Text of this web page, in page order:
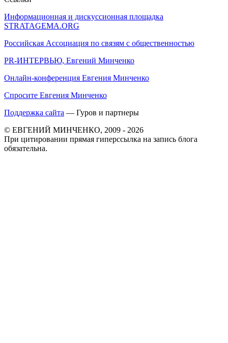
Информационная и дискуссионная площадка
STRATAGEMA.ORG
Российская Ассоциация по связям с общественностью
PR-ИНТЕРВЬЮ, Евгений Минченко
Онлайн-конференция Евгения Минченко
Спросите Евгения Минченко
Поддержка сайта — Гуров и партнеры
© ЕВГЕНИЙ МИНЧЕНКО, 2009 - 2026
При цитировании прямая гиперссылка на запись блога
обязательна.